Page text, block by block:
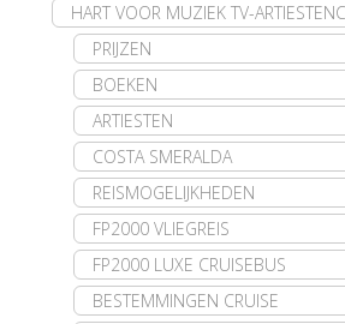
HART VOOR MUZIEK TV-
PRIJZEN
BOEKEN
ARTIESTEN
COSTA SMERALDA
REISMOGELIJKHEDEN
FP2000 VLIEGREIS
FP2000 LUXE CRUISEBUS
BESTEMMINGEN CRUISE